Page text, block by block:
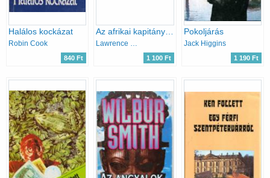
Halálos kockázat
Robin Cook
840 Ft
Az afrikai kapitány + Az afrikai kapitány visszatér
Lawrence Sanders
1 100 Ft
Pokoljárás
Jack Higgins
1 190 Ft